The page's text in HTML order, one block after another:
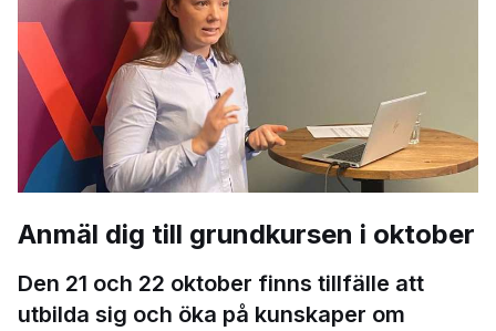
Anmäl dig till grundkursen i oktober
Den 21 och 22 oktober finns tillfälle att
utbilda sig och öka på kunskaper om